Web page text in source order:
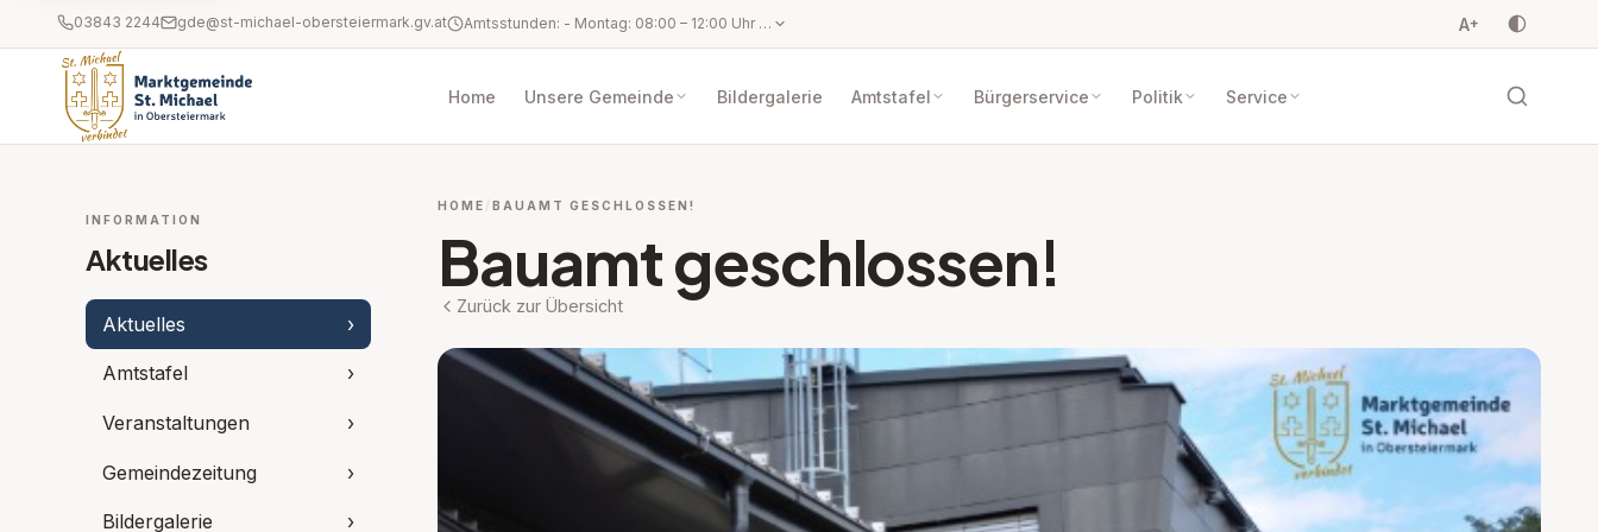
03843 2244 gde@st-michael-obersteiermark.gv.at Amtsstunden: - Montag: 08:00 – 12:00 Uhr - Dienstag: 08:00 – 12:00 Uhr und 14:30 – 17:00 Uhr - Mittwoch: 08:00 – 12:00 Uhr - Donnerstag: 08:00 – 12:00 Uhr - Freitag: 08:00 – 12:00 Uhr Parteienverkehrszeiten: - Montag: 08:00 – 12:00 Uhr - Dienstag: 08:00 – 12:00 Uhr und 14:30 – 17:00 Uhr - Mittwoch: Parteifreier Tag (Gemeindeamt geschlossen) - Donnerstag: 08:00 – 12:00 Uhr - Freitag: 08:00 – 12:00 Uhr A+
Home Unsere Gemeinde Bildergalerie Amtstafel Bürgerservice Politik Service
INFORMATION
Aktuelles
Aktuelles ›
Amtstafel ›
Veranstaltungen ›
Gemeindezeitung ›
Bildergalerie ›
HOME BAUAMT GESCHLOSSEN!
Bauamt geschlossen!
Zurück zur Übersicht